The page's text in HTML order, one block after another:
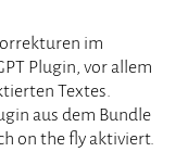
im
Plugin, vor allem
Textes.
aus dem Bundle
on the fly aktiviert.